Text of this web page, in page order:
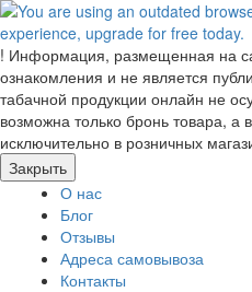
! Информация, размещенная на
ознакомления и не является
табачной продукции онлайн не
возможна только бронь товара, а
исключительно в розничных
Закрыть
О нас
Блог
Отзывы
Адреса самовывоза
Контакты